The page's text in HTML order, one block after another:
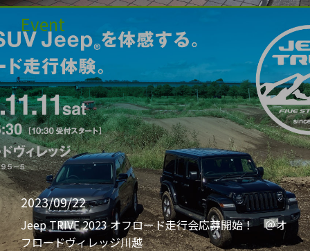
Event
2023/09/22
Jeep TRIVE 2023 オフロード走行会応募開始！ ＠オ
フロードヴィレッジ川越